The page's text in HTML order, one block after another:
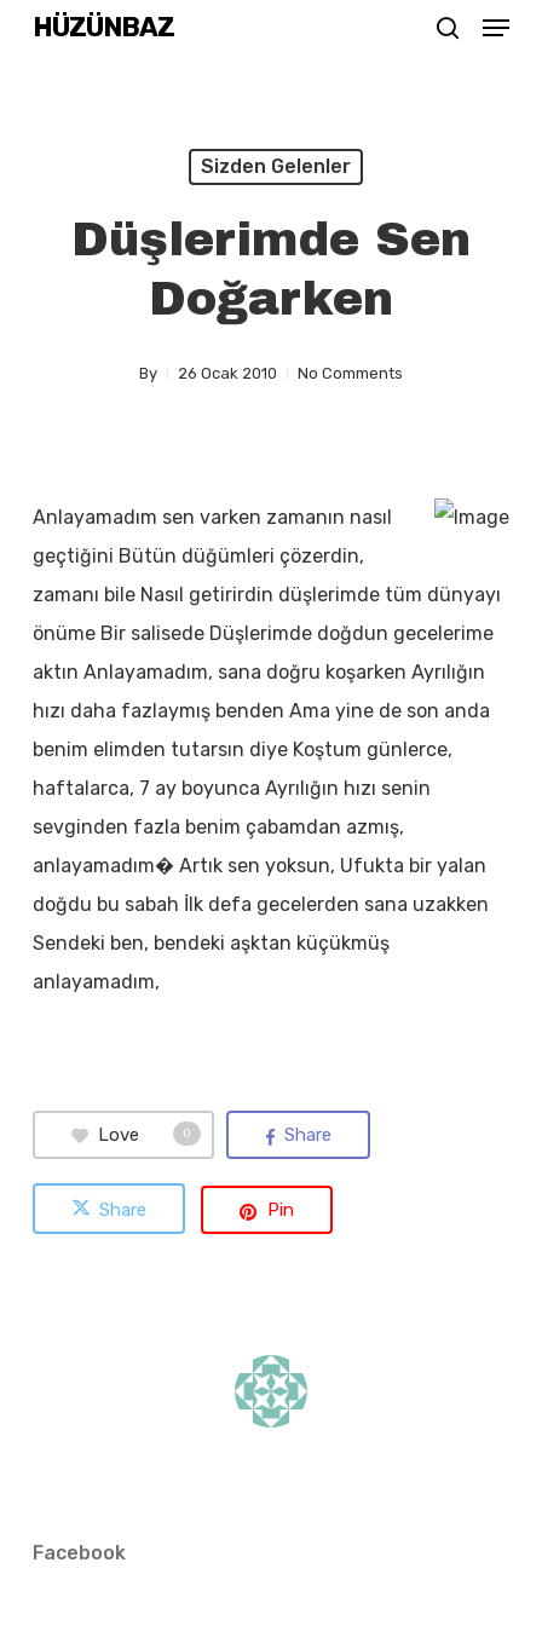
SkipHÜZÜNBAZ Menu
Sizden Gelenler
Düşlerimde Sen
Doğarken
By 26 Ocak 2010 No Comments
Anlayamadım sen varken zamanın nasıl
geçtiğini Bütün düğümleri çözerdin,
zamanı bile Nasıl getirirdin düşlerimde tüm dünyayı
önüme Bir salisede Düşlerimde doğdun gecelerime
aktın Anlayamadım, sana doğru koşarken Ayrılığın
hızı daha fazlaymış benden Ama yine de son anda
benim elimden tutarsın diye Koştum günlerce,
haftalarca, 7 ay boyunca Ayrılığın hızı senin
sevginden fazla benim çabamdan azmış,
anlayamadım� Artık sen yoksun, Ufukta bir yalan
doğdu bu sabah İlk defa gecelerden sana uzakken
Sendeki ben, bendeki aşktan küçükmüş
anlayamadım,
Love 0 Share
Share Pin
Facebook